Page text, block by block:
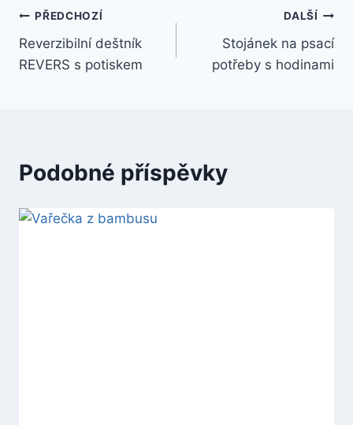
PŘEDCHOZÍ
Reverzibilní deštník
REVERS s potiskem
DALŠÍ
Stojánek na psací
potřeby s hodinami
Podobné příspěvky